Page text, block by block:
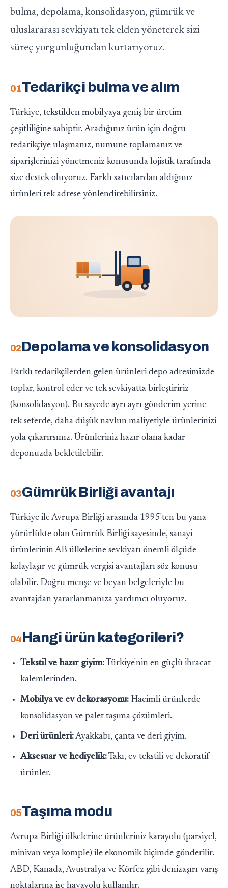
bulma, depolama, konsolidasyon, gümrük ve
uluslararası sevkiyatı tek elden yöneterek sizi
süreç yorgunluğundan kurtarıyoruz.
Tedarikçi bulma ve alım
Türkiye, tekstilden mobilyaya geniş bir üretim
çeşitliliğine sahiptir. Aradığınız ürün için doğru
tedarikçiye ulaşmanız, numune toplamanız ve
siparişlerinizi yönetmeniz konusunda lojistik tarafında
size destek oluyoruz. Farklı satıcılardan aldığınız
ürünleri tek adrese yönlendirebilirsiniz.
Depolama ve konsolidasyon
Farklı tedarikçilerden gelen ürünleri depo adresimizde
toplar, kontrol eder ve tek sevkiyatta birleştiririz
(konsolidasyon). Bu sayede ayrı ayrı gönderim yerine
tek seferde, daha düşük navlun maliyetiyle ürünlerinizi
yola çıkarırsınız. Ürünleriniz hazır olana kadar
deponuzda bekletilebilir.
Gümrük Birliği avantajı
Türkiye ile Avrupa Birliği arasında 1995'ten bu yana
yürürlükte olan Gümrük Birliği sayesinde, sanayi
ürünlerinin AB ülkelerine sevkiyatı önemli ölçüde
kolaylaşır ve gümrük vergisi avantajları söz konusu
olabilir. Doğru menşe ve beyan belgeleriyle bu
avantajdan yararlanmanıza yardımcı oluyoruz.
Hangi ürün kategorileri?
Tekstil ve hazır giyim:Türkiye'nin en güçlü ihracat
kalemlerinden.
Mobilya ve ev dekorasyonu: Hacimli ürünlerde
konsolidasyon ve palet taşıma çözümleri.
Deri ürünleri:Ayakkabı, çanta ve deri giyim.
Aksesuar ve hediyelik:Takı, ev tekstili ve dekoratif
ürünler.
Taşıma modu
Avrupa Birliği ülkelerine ürünleriniz karayolu (parsiyel,
minivan veya komple) ile ekonomik biçimde gönderilir.
ABD, Kanada, Avustralya ve Körfez gibi denizaşırı varış
noktalarına ise havayolu kullanılır.